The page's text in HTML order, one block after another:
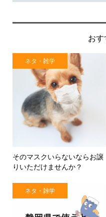
お
ネタ・雑学
そのマスクいらないならお譲
りいただけませんか？
ネタ・雑学